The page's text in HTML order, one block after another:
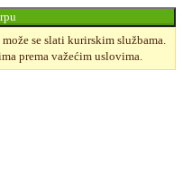
RSD.
se slati kurirskim službama.
prema važećim uslovima.